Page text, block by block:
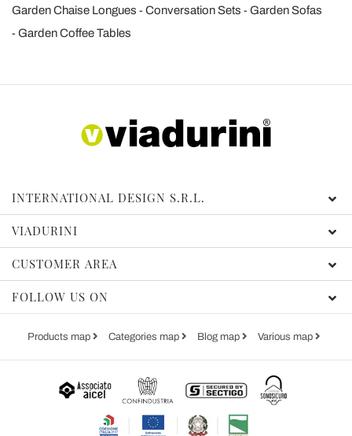
Garden Chaise Longues Conversation Sets
Garden Sofas
Garden Coffee Tables
INTERNATIONAL DESIGN S.R.L.
VIADURINI
CUSTOMER AREA
FOLLOW US ON
Products map Categories map Blog map Various map